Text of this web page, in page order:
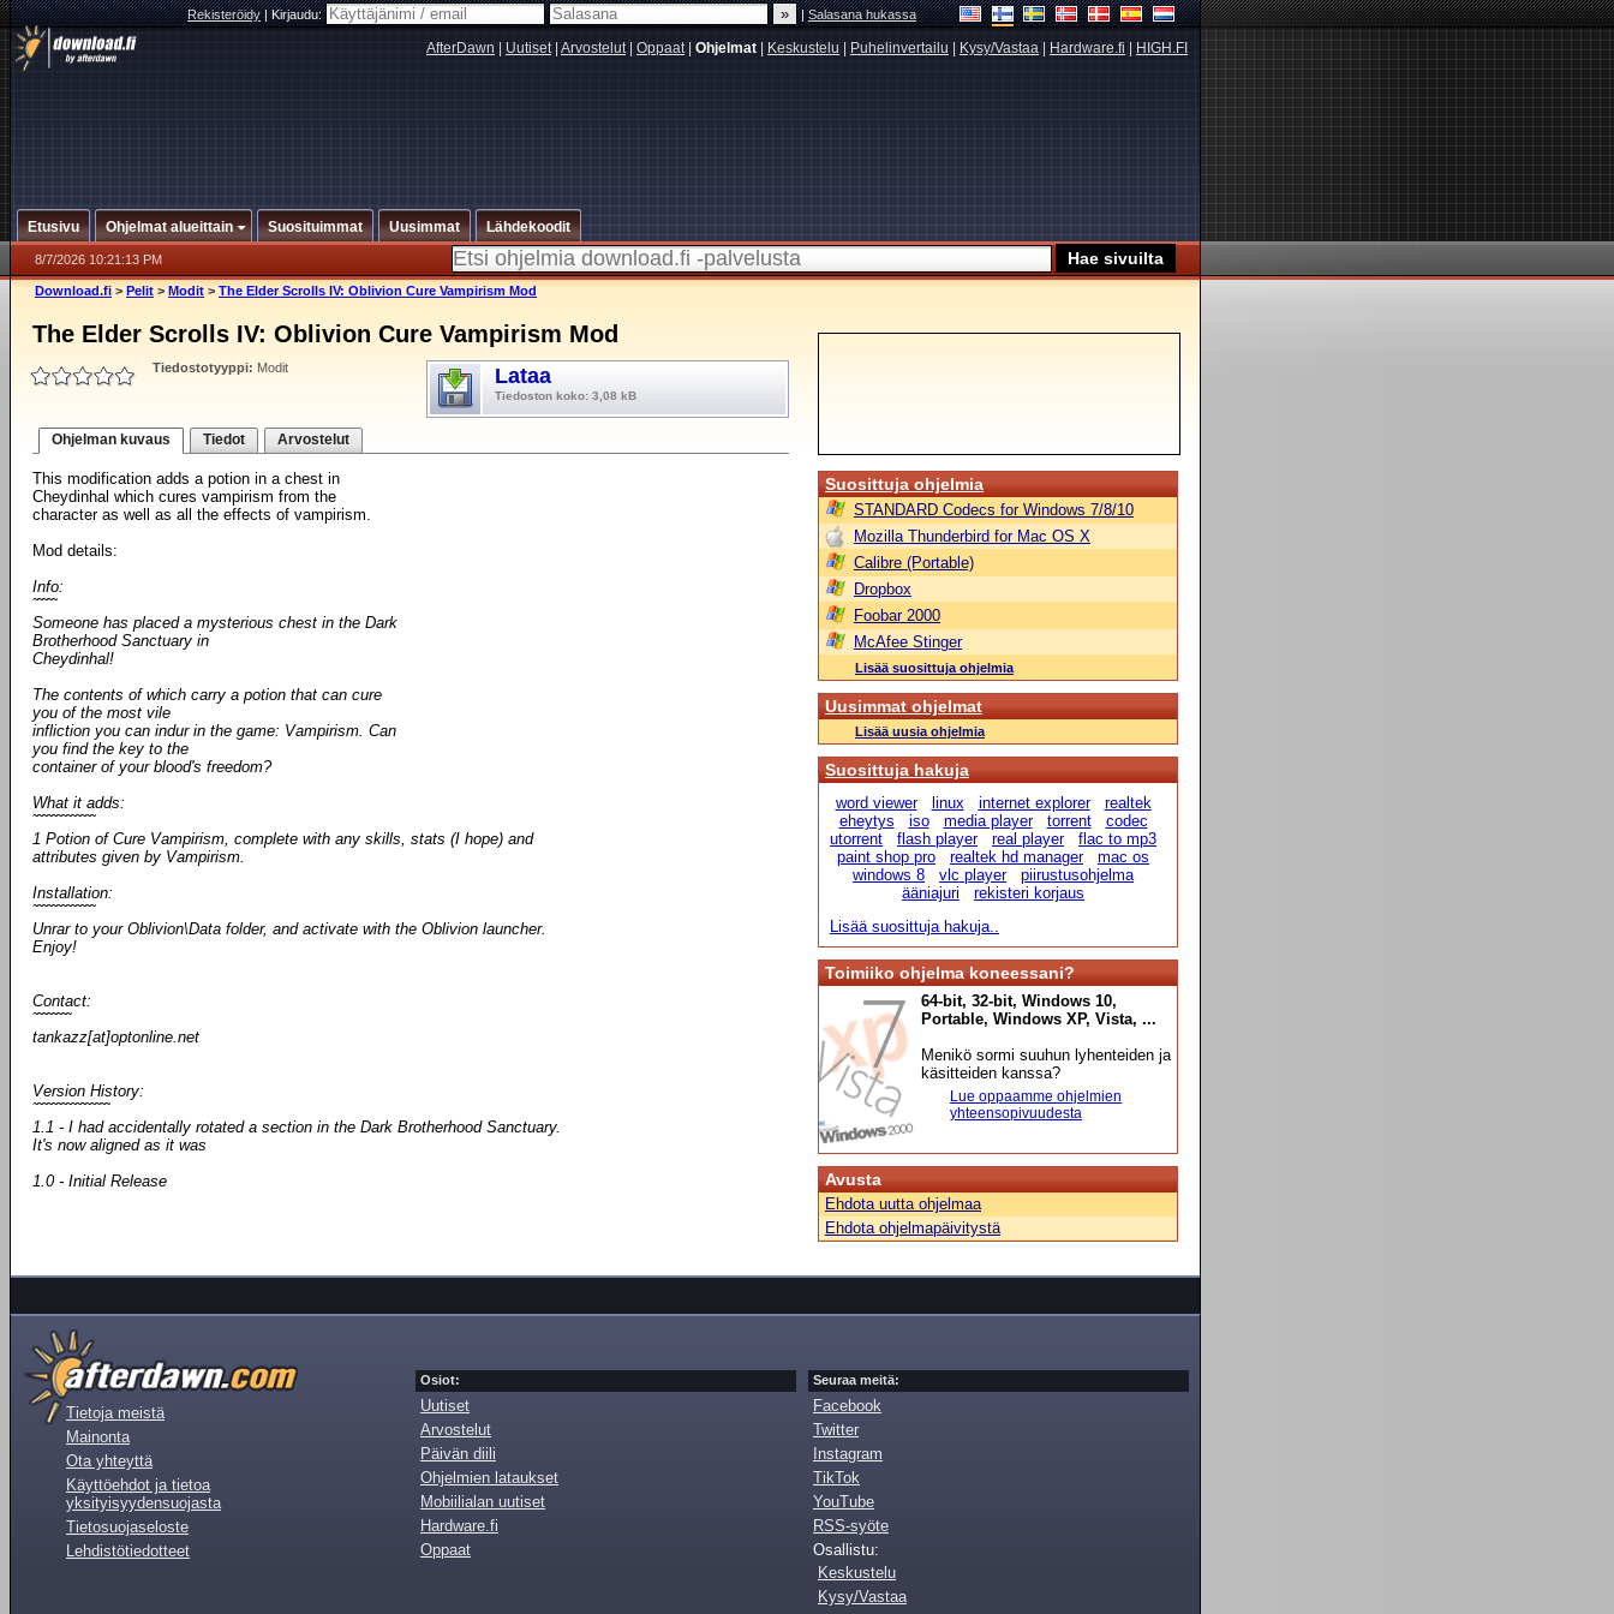
Rekisteröidy|Kirjaudu: |Salasana hukassa
AfterDawn Uutiset| Arvostelut| Oppaat| Ohjelmat Keskustelu Puhelinvertailu Kysy/Vastaa Hardware.fi HIGH.FI
Etusivu Ohjelmat alueittain Suosituimmat Uusimmat Lähdekoodit
8/7/2026 10:21:13 PM
Download.fi > Pelit > Modit > The Elder Scrolls IV: Oblivion Cure Vampirism Mod
The Elder Scrolls IV: Oblivion Cure Vampirism Mod
Tiedostotyyppi: Modit Lataa
Tiedoston koko: 3,08 kB
Ohjelman kuvaus Tiedot Arvostelut
This modification adds a potion in a chest in
Cheydinhal which cures vampirism from the
character as well as all the effects of vampirism.
Mod details:
Info:
˜˜˜˜˜
Someone has placed a mysterious chest in the Dark
Brotherhood Sanctuary in
Cheydinhal!
The contents of which carry a potion that can cure
you of the most vile
infliction you can indur in the game: Vampirism. Can
you find the key to the
container of your blood's freedom?
What it adds:
˜˜˜˜˜˜˜˜˜˜˜˜˜
1 Potion of Cure Vampirism, complete with any skills, stats (I hope) and
attributes given by Vampirism.
Installation:
˜˜˜˜˜˜˜˜˜˜˜˜˜
Unrar to your Oblivion\Data folder, and activate with the Oblivion launcher.
Enjoy!
Contact:
˜˜˜˜˜˜˜˜
tankazz[at]optonline.net
Version History:
˜˜˜˜˜˜˜˜˜˜˜˜˜˜˜˜
1.1 - I had accidentally rotated a section in the Dark Brotherhood Sanctuary.
It's now aligned as it was
1.0 - Initial Release
Suosittuja ohjelmia
STANDARD Codecs for Windows 7/8/10
Mozilla Thunderbird for Mac OS X
Calibre (Portable)
Dropbox
Foobar 2000
McAfee Stinger
Lisää suosittuja ohjelmia
Uusimmat ohjelmat
Lisää uusia ohjelmia
Suosittuja hakuja
word viewer linux internet explorer
realtek
eheytys
iso media player torrent
codec
utorrent
flash player real player
flac to mp3
paint shop pro
realtek hd manager
mac os
windows 8
vlc player
piirustusohjelma
ääniajuri
rekisteri korjaus
Lisää suosittuja hakuja..
Toimiiko ohjelma koneessani?
64-bit, 32-bit, Windows 10,
Portable, Windows XP, Vista, ...
Menikö sormi suuhun lyhenteiden ja
käsitteiden kanssa?
Lue oppaamme ohjelmien
yhteensopivuudesta
Avusta
Ehdota uutta ohjelmaa
Ehdota ohjelmapäivitystä
Tietoja meistä
Mainonta
Ota yhteyttä
Käyttöehdot ja tietoa
yksityisyydensuojasta
Tietosuojaseloste
Lehdistötiedotteet
Osiot:
Uutiset
Arvostelut
Päivän diili
Ohjelmien lataukset
Mobiilialan uutiset
Hardware.fi
Oppaat
Seuraa meitä:
Facebook
Twitter
Instagram
TikTok
YouTube
RSS-syöte
Osallistu:
Keskustelu
Kysy/Vastaa